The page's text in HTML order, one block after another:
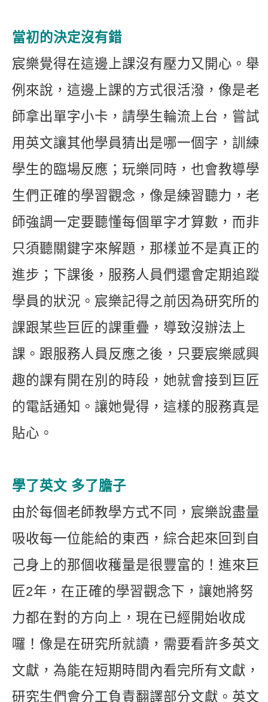
當初的決定沒有錯
宸樂覺得在這邊上課沒有壓力又開心。舉
例來說，這邊上課的方式很活潑，像是老
師拿出單字小卡，請學生輪流上台，嘗試
用英文讓其他學員猜出是哪一個字，訓練
學生的臨場反應；玩樂同時，也會教導學
生們正確的學習觀念，像是練習聽力，老
師強調一定要聽懂每個單字才算數，而非
只須聽關鍵字來解題，那樣並不是真正的
進步；下課後，服務人員們還會定期追蹤
學員的狀況。宸樂記得之前因為研究所的
課跟某些巨匠的課重疊，導致沒辦法上
課。跟服務人員反應之後，只要宸樂感興
趣的課有開在別的時段，她就會接到巨匠
的電話通知。讓她覺得，這樣的服務真是
貼心。
學了英文 多了膽子
由於每個老師教學方式不同，宸樂說盡量
吸收每一位能給的東西，綜合起來回到自
己身上的那個收穫量是很豐富的！進來巨
匠2年，在正確的學習觀念下，讓她將努
力都在對的方向上，現在已經開始收成
囉！像是在研究所就讀，需要看許多英文
文獻，為能在短期時間內看完所有文獻，
研究生們會分工負責翻譯部分文獻。英文